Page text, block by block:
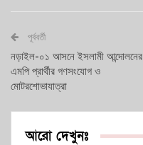
পূর্ববর্তী
নড়াইল-০১ আসনে ইসলামী আন্দোলনের
এমপি প্রার্থীর গণসংযোগ ও
মোটরশোভাযাত্রা
আরো দেখুনঃ